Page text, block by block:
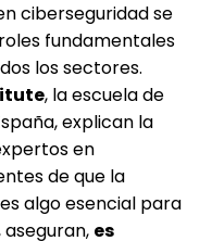
ciberseguridad se
fundamentales
los sectores.
, la escuela de
explican la
en
de que la
algo esencial para
aseguran, es